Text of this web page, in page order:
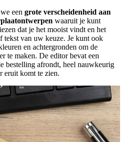
een grote verscheidenheid aan
waaruit je kunt
dat je het mooist vindt en het
tekst van uw keuze. Je kunt ook
en achtergronden om de
te maken. De editor bevat een
bestelling afrondt, heel nauwkeurig
eruit komt te zien.